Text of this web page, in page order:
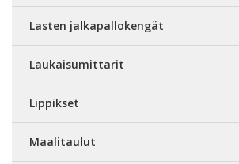
Lasten jalkapallokengät
Laukaisumittarit
Lippikset
Maalitaulut